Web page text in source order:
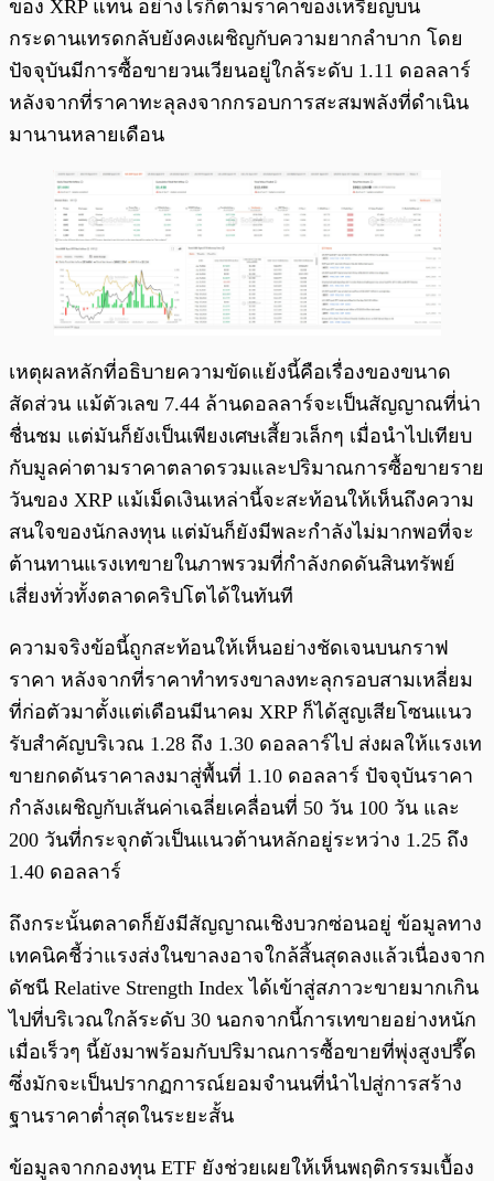
ของ XRP แทน อย่างไรก็ตามราคาของเหรียญบน
กระดานเทรดกลับยังคงเผชิญกับความยากลำบาก โดย
ปัจจุบันมีการซื้อขายวนเวียนอยู่ใกล้ระดับ 1.11 ดอลลาร์
หลังจากที่ราคาทะลุลงจากกรอบการสะสมพลังที่ดำเนิน
มานานหลายเดือน
เหตุผลหลักที่อธิบายความขัดแย้งนี้คือเรื่องของขนาด
สัดส่วน แม้ตัวเลข 7.44 ล้านดอลลาร์จะเป็นสัญญาณที่น่า
ชื่นชม แต่มันก็ยังเป็นเพียงเศษเสี้ยวเล็กๆ เมื่อนำไปเทียบ
กับมูลค่าตามราคาตลาดรวมและปริมาณการซื้อขายราย
วันของ XRP แม้เม็ดเงินเหล่านี้จะสะท้อนให้เห็นถึงความ
สนใจของนักลงทุน แต่มันก็ยังมีพละกำลังไม่มากพอที่จะ
ต้านทานแรงเทขายในภาพรวมที่กำลังกดดันสินทรัพย์
เสี่ยงทั่วทั้งตลาดคริปโตได้ในทันที
ความจริงข้อนี้ถูกสะท้อนให้เห็นอย่างชัดเจนบนกราฟ
ราคา หลังจากที่ราคาทำทรงขาลงทะลุกรอบสามเหลี่ยม
ที่ก่อตัวมาตั้งแต่เดือนมีนาคม XRP ก็ได้สูญเสียโซนแนว
รับสำคัญบริเวณ 1.28 ถึง 1.30 ดอลลาร์ไป ส่งผลให้แรงเท
ขายกดดันราคาลงมาสู่พื้นที่ 1.10 ดอลลาร์ ปัจจุบันราคา
กำลังเผชิญกับเส้นค่าเฉลี่ยเคลื่อนที่ 50 วัน 100 วัน และ
200 วันที่กระจุกตัวเป็นแนวต้านหลักอยู่ระหว่าง 1.25 ถึง
1.40 ดอลลาร์
ถึงกระนั้นตลาดก็ยังมีสัญญาณเชิงบวกซ่อนอยู่ ข้อมูลทาง
เทคนิคชี้ว่าแรงส่งในขาลงอาจใกล้สิ้นสุดลงแล้วเนื่องจาก
ดัชนี Relative Strength Index ได้เข้าสู่สภาวะขายมากเกิน
ไปที่บริเวณใกล้ระดับ 30 นอกจากนี้การเทขายอย่างหนัก
เมื่อเร็วๆ นี้ยังมาพร้อมกับปริมาณการซื้อขายที่พุ่งสูงปรี๊ด
ซึ่งมักจะเป็นปรากฏการณ์ยอมจำนนที่นำไปสู่การสร้าง
ฐานราคาต่ำสุดในระยะสั้น
ข้อมูลจากกองทุน ETF ยังช่วยเผยให้เห็นพฤติกรรมเบื้อง